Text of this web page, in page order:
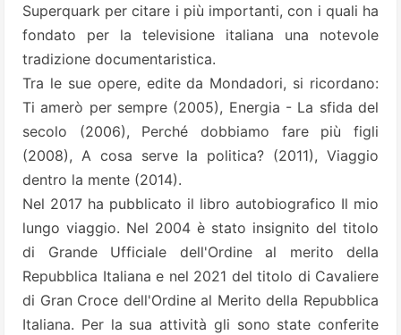
Superquark per citare i più importanti, con i quali ha
fondato per la televisione italiana una notevole
tradizione documentaristica.
Tra le sue opere, edite da Mondadori, si ricordano:
Ti amerò per sempre (2005), Energia - La sfida del
secolo (2006), Perché dobbiamo fare più figli
(2008), A cosa serve la politica? (2011), Viaggio
dentro la mente (2014).
Nel 2017 ha pubblicato il libro autobiografico Il mio
lungo viaggio. Nel 2004 è stato insignito del titolo
di Grande Ufficiale dell'Ordine al merito della
Repubblica Italiana e nel 2021 del titolo di Cavaliere
di Gran Croce dell'Ordine al Merito della Repubblica
Italiana. Per la sua attività gli sono state conferite